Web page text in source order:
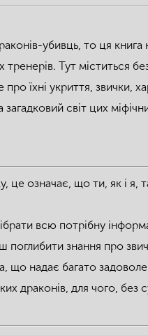
убивць, то ця
тренерів. Тут міститься
їхні укриття, звички,
світ цих
означає, що ти, як і я,
всю потрібну
поглибити знання про
що надає багато
драконів, для чого, без